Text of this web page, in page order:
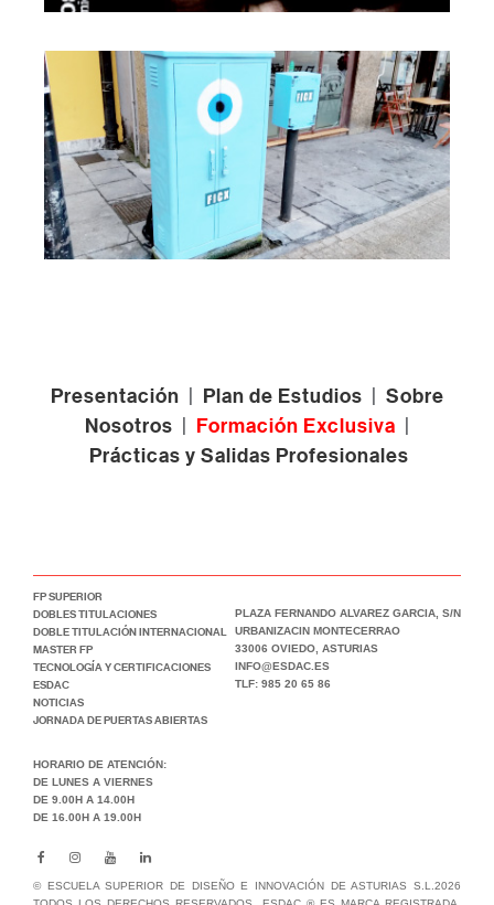
Presentación | Plan de Estudios | Sobre
Nosotros | Formación Exclusiva |
Prácticas y Salidas Profesionales
FP SUPERIOR
DOBLES TITULACIONES
DOBLE TITULACIÓN INTERNACIONAL
MASTER FP
TECNOLOGÍA Y CERTIFICACIONES
ESDAC
NOTICIAS
JORNADA DE PUERTAS ABIERTAS
PLAZA FERNANDO ALVAREZ GARCIA, S/N
URBANIZACIN MONTECERRAO
33006 OVIEDO, ASTURIAS
INFO@ESDAC.ES
TLF: 985 20 65 86
HORARIO DE ATENCIÓN:
DE LUNES A VIERNES
DE 9.00H A 14.00H
DE 16.00H A 19.00H
© ESCUELA SUPERIOR DE DISEÑO E INNOVACIÓN DE ASTURIAS S.L.2026